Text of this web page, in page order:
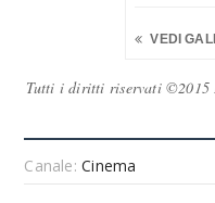
VEDI
Tutti i diritti riservati ©2015
Canale:Cinema